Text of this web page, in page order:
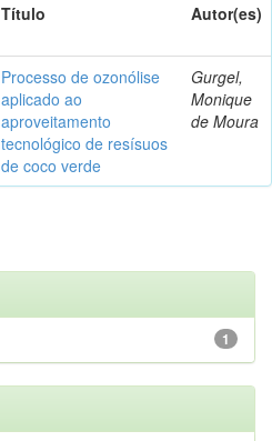
Título Autor(es)
Processo de ozonólise
aplicado ao
aproveitamento
tecnológico de resísuos
de coco verde
Gurgel,
Monique
de Moura
1